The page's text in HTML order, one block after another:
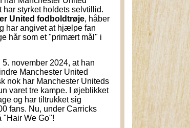
styrket holdets selvtillid.
United fodboldtrøje, håber
har angivet at hjælpe fan
hår som et "primært mål" i
november 2024, at han
Manchester United
nok har Manchester Uniteds
varet tre kampe. I øjeblikket
og har tiltrukket sig
fans. Nu, under Carricks
"Hair We Go"!